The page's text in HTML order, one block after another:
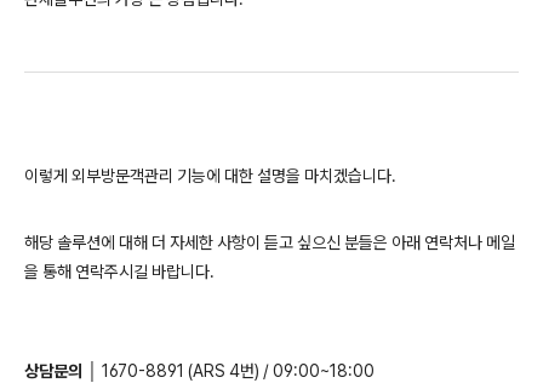
이렇게 외부방문객관리 기능에 대한 설명을 마치겠습니다.
해당 솔루션에 대해 더 자세한 사항이 듣고 싶으신 분들은 아래 연락처나 메일
을 통해 연락주시길 바랍니다.
상담문의 │ 1670-8891 (ARS 4번) / 09:00~18:00